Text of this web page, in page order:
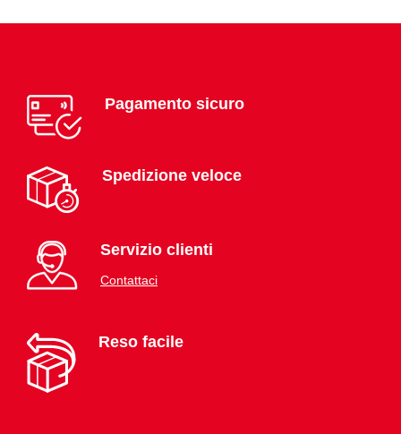
Pagamento sicuro
Spedizione veloce
Servizio clienti
Contattaci
Reso facile